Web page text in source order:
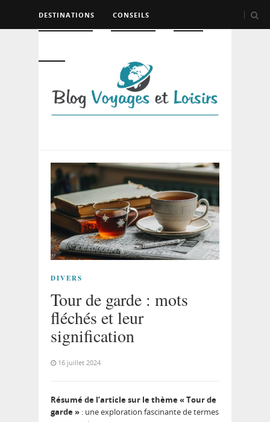
DESTINATIONS CONSEILS
DIVERS
Tour de garde : mots
fléchés et leur
signification
16 juillet 2024
Résumé de l’article sur le thème « Tour de
garde » : une exploration fascinante de termes